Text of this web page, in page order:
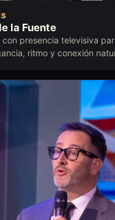
la Fuente
con presencia televisiva
ritmo y conexión